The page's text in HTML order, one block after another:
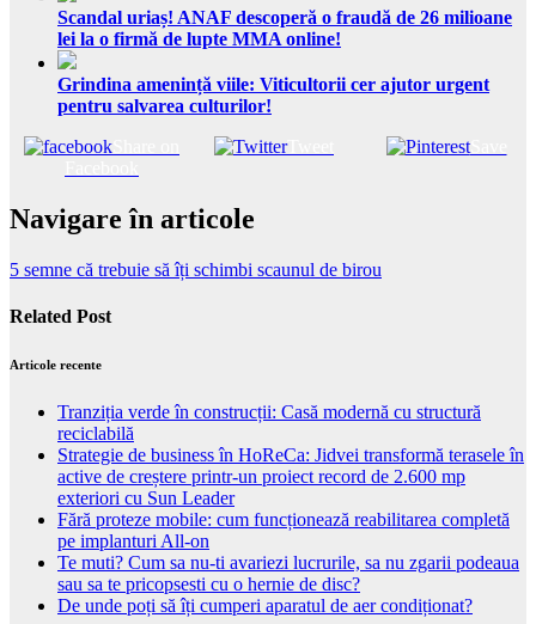
Scandal uriaș! ANAF descoperă o fraudă de 26 milioane
lei la o firmă de lupte MMA online!
Grindina amenință viile: Viticultorii cer ajutor urgent
pentru salvarea culturilor!
Tweet Save
Navigare în articole
5 semne că trebuie să îți schimbi scaunul de birou
Related Post
Articole recente
Tranziția verde în construcții: Casă modernă cu structură
reciclabilă
Strategie de business în HoReCa: Jidvei transformă terasele în
active de creștere printr-un proiect record de 2.600 mp
exteriori cu Sun Leader
Fără proteze mobile: cum funcționează reabilitarea completă
pe implanturi All-on
Te muti? Cum sa nu-ti avariezi lucrurile, sa nu zgarii podeaua
sau sa te pricopsesti cu o hernie de disc?
De unde poți să îți cumperi aparatul de aer condiționat?